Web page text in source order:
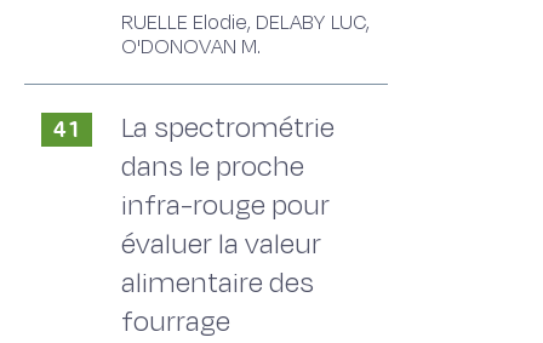
RUELLE Elodie, DELABY LUC,
O'DONOVAN M.
41
La spectrométrie
dans le proche
infra-rouge pour
évaluer la valeur
alimentaire des
fourrage